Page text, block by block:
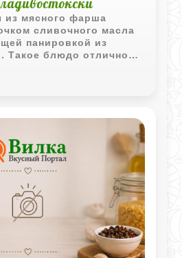
из мясного фарша
сливочного масла
панировкой из
Такое блюдо отлично
и